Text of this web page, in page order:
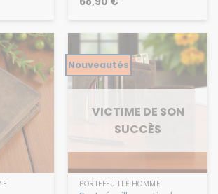
Nouveautés
VICTIME DE SON
SUCCÈS
PORTEFEUILLE HOMME